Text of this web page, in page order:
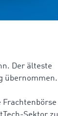
Der älteste
übernommen.
Frachtenbörse